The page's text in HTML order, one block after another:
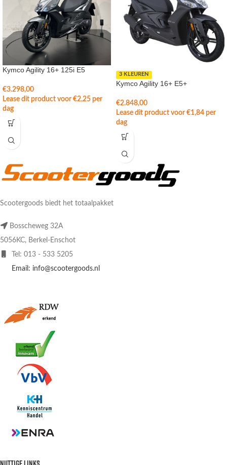
Kymco Agility 16+ 125i E5
€3.298,00
Lease dit product voor €2,25 per
dag
3 KLEUREN
Kymco Agility 16+ E5+
€2.848,00
Lease dit product voor €1,84 per
dag
Scootergoods biedt het totaalpakket
Bosscheweg 32A
5056KC, Berkel-Enschot
Tel: 013 - 533 5205
Email: info@scootergoods.nl